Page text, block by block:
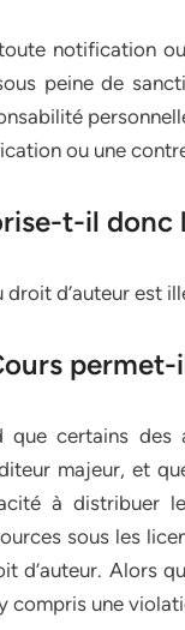
notification
peine de
ou une
t-il donc
d’auteur est
que certains
majeur, et
à distribuer
sous les
d’auteur. Alors
compris une